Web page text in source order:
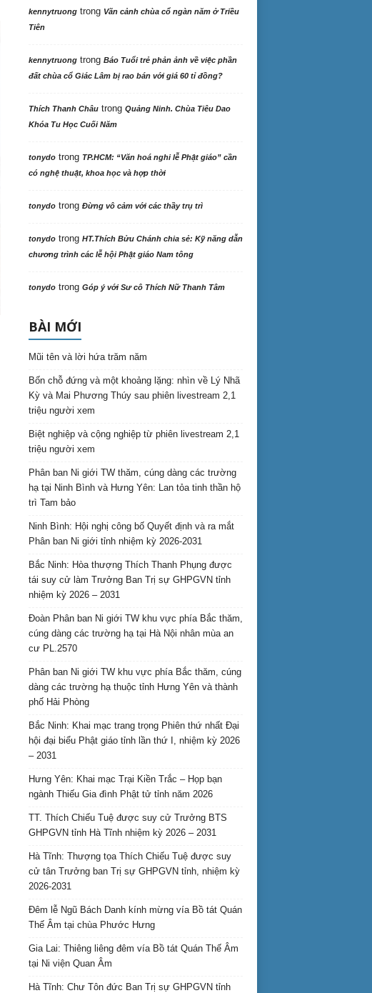
kennytruongtrong Vãn cảnh chùa cổ ngàn năm ở Triều
Tiên
kennytruongtrong Báo Tuổi trẻ phản ảnh về việc phần
đất chùa cổ Giác Lâm bị rao bán với giá 60 tỉ đồng?
Thích Thanh Châutrong Quảng Ninh. Chùa Tiêu Dao
Khóa Tu Học Cuối Năm
tonydotrong TP.HCM: “Văn hoá nghi lễ Phật giáo” cần
có nghệ thuật, khoa học và hợp thời
tonydotrong Đừng vô cảm với các thầy trụ trì
tonydotrong HT.Thích Bửu Chánh chia sẻ: Kỹ năng dẫn
chương trình các lễ hội Phật giáo Nam tông
tonydotrong Góp ý với Sư cô Thích Nữ Thanh Tâm
BÀI MỚI
Mũi tên và lời hứa trăm năm
Bốn chỗ đứng và một khoảng lặng: nhìn về Lý Nhã
Kỳ và Mai Phương Thúy sau phiên livestream 2,1
triệu người xem
Biệt nghiệp và cộng nghiệp từ phiên livestream 2,1
triệu người xem
Phân ban Ni giới TW thăm, cúng dàng các trường
hạ tại Ninh Bình và Hưng Yên: Lan tỏa tinh thần hộ
trì Tam bảo
Ninh Bình: Hội nghị công bố Quyết định và ra mắt
Phân ban Ni giới tỉnh nhiệm kỳ 2026-2031
Bắc Ninh: Hòa thượng Thích Thanh Phụng được
tái suy cử làm Trưởng Ban Trị sự GHPGVN tỉnh
nhiệm kỳ 2026 – 2031
Đoàn Phân ban Ni giới TW khu vực phía Bắc thăm,
cúng dàng các trường hạ tại Hà Nội nhân mùa an
cư PL.2570
Phân ban Ni giới TW khu vực phía Bắc thăm, cúng
dàng các trường hạ thuộc tỉnh Hưng Yên và thành
phố Hải Phòng
Bắc Ninh: Khai mạc trang trọng Phiên thứ nhất Đại
hội đại biểu Phật giáo tỉnh lần thứ I, nhiệm kỳ 2026
– 2031
Hưng Yên: Khai mạc Trại Kiền Trắc – Họp bạn
ngành Thiếu Gia đình Phật tử tỉnh năm 2026
TT. Thích Chiếu Tuệ được suy cử Trưởng BTS
GHPGVN tỉnh Hà Tĩnh nhiệm kỳ 2026 – 2031
Hà Tĩnh: Thượng tọa Thích Chiếu Tuệ được suy
cử tân Trưởng ban Trị sự GHPGVN tỉnh, nhiệm kỳ
2026-2031
Đêm lễ Ngũ Bách Danh kính mừng vía Bồ tát Quán
Thế Âm tại chùa Phước Hưng
Gia Lai: Thiêng liêng đêm vía Bồ tát Quán Thế Âm
tại Ni viện Quan Âm
Hà Tĩnh: Chư Tôn đức Ban Trị sự GHPGVN tỉnh